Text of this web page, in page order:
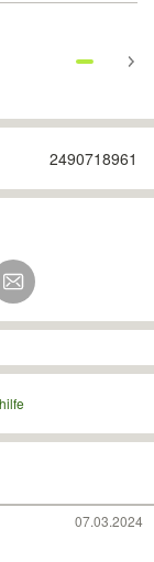
2490718961
07.03.2024